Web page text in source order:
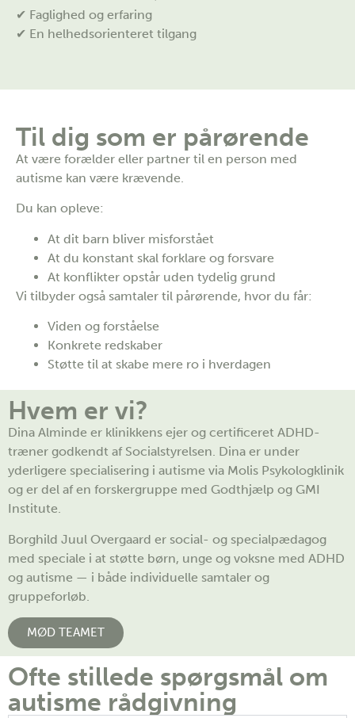
✔ Faglighed og erfaring
✔ En helhedsorienteret tilgang
Til dig som er pårørende
At være forælder eller partner til en person med
autisme kan være krævende.
Du kan opleve:
At dit barn bliver misforstået
At du konstant skal forklare og forsvare
At konflikter opstår uden tydelig grund
Vi tilbyder også samtaler til pårørende, hvor du får:
Viden og forståelse
Konkrete redskaber
Støtte til at skabe mere ro i hverdagen
Hvem er vi?
Dina Alminde er klinikkens ejer og certificeret ADHD-
træner godkendt af Socialstyrelsen. Dina er under
yderligere specialisering i autisme via Molis Psykologklinik
og er del af en forskergruppe med Godthjælp og GMI
Institute.
Borghild Juul Overgaard er social- og specialpædagog
med speciale i at støtte børn, unge og voksne med ADHD
og autisme — i både individuelle samtaler og
gruppeforløb.
MØD TEAMET
Ofte stillede spørgsmål om
autisme rådgivning